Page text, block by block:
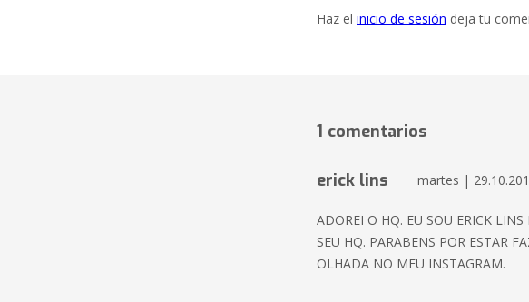
Haz el inicio de sesión deja tu
1 comentarios
erick lins martes |
ADOREI O HQ. EU SOU ERICK
SEU HQ. PARABENS POR ESTAR
OLHADA NO MEU INSTAGRAM.